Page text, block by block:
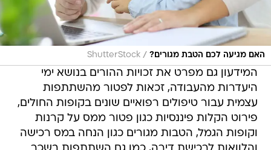
האם מגיעה לכם הטבת מגורים? /
ShutterStock
המידעון גם מפרט את זכויות ההורים בנושא ימי
היעדרות מהעבודה, זכאות לפטור מהשתתפות
עצמית עבור טיפולים רפואיים שונים בקופות החולים,
פירוט הקלות פיננסיות כגון פטור ממס על קרנות
וקופות הגמל, הטבות מגורים כגון הנחה במס רכישה